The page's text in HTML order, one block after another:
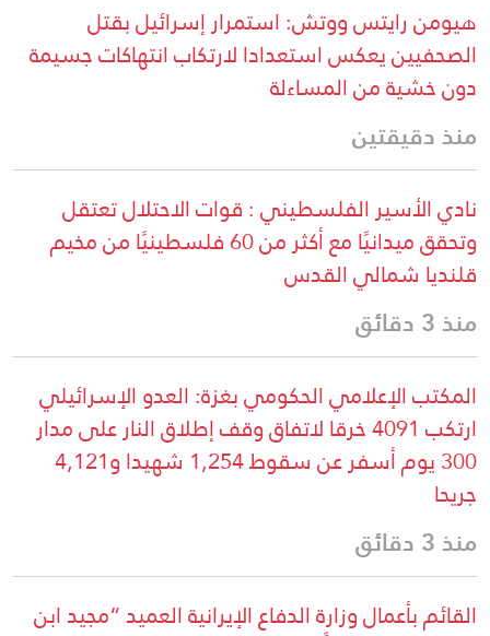
هيومن رايتس ووتش: استمرار إسرائيل بقتل
الصحفيين يعكس استعدادا لارتكاب انتهاكات جسيمة
دون خشية من المساءلة
منذ دقيقتين
نادي الأسير الفلسطيني : قوات الاحتلال تعتقل
وتحقق ميدانيًا مع أكثر من 60 فلسطينيًا من مخيم
قلنديا شمالي القدس
منذ 3 دقائق
المكتب الإعلامي الحكومي بغزة: العدو الإسرائيلي
ارتكب 4091 خرقا لاتفاق وقف إطلاق النار على مدار
300 يوم أسفر عن سقوط 1,254 شهيدا و4,121
جريحا
منذ 3 دقائق
القائم بأعمال وزارة الدفاع الإيرانية العميد “مجيد ابن